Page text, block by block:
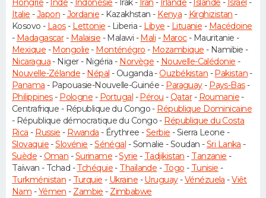
Hongrie -Inde - Indonésie - Irak - Iran - Irlande -Islande - Israël -
Italie -Japon -Jordanie- Kazakhstan - Kenya - Kirghizistan -
Kosovo - Laos- Lettonie - Liberia - Libye - Lituanie - Macédoine
- Madagascar- Malaisie - Malawi -Mali - Maroc- Mauritanie -
Mexique -Mongolie- Monténégro - Mozambique - Namibie -
Nicaragua- Niger - Nigéria - Norvège - Nouvelle-Calédonie -
Nouvelle-Zélande- Népal - Ouganda - Ouzbékistan -Pakistan-
Panama - Papouasie-Nouvelle-Guinée - Paraguay- Pays-Bas-
Philippines- Pologne - Portugal -Pérou - Qatar- Roumanie-
Centrafrique - République du Congo - République Dominicaine
- République démocratique du Congo - République du Costa
Rica - Russie - Rwanda - Érythree -Serbie - Sierra Leone -
Slovaquie-Slovénie -Sénégal - Somalie - Soudan -Sri Lanka -
Suède - Oman -Suriname -Syrie - Tadjikistan - Tanzanie -
Taïwan - Tchad -Tchéquie- Thaïlande - Togo - Tunisie -
Turkménistan - Turquie - Ukraine -Uruguay-Vénézuela -Viêt
Nam -Yémen - Zambie - Zimbabwe